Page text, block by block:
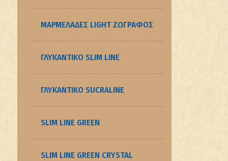
ΜΑΡΜΕΛΑΔΕΣ LIGHT ΖΩΓΡΑΦΟΣ
ΓΛΥΚΑΝΤΙΚΟ SLIM LINE
ΓΛΥΚΑΝΤΙΚΟ SUCRALINE
SLIM LINE GREEN
SLIM LINE GREEN CRYSTAL